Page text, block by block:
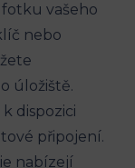
vašeho
nebo
úložiště.⁢
dispozici
⁢připojení.
nabízejí